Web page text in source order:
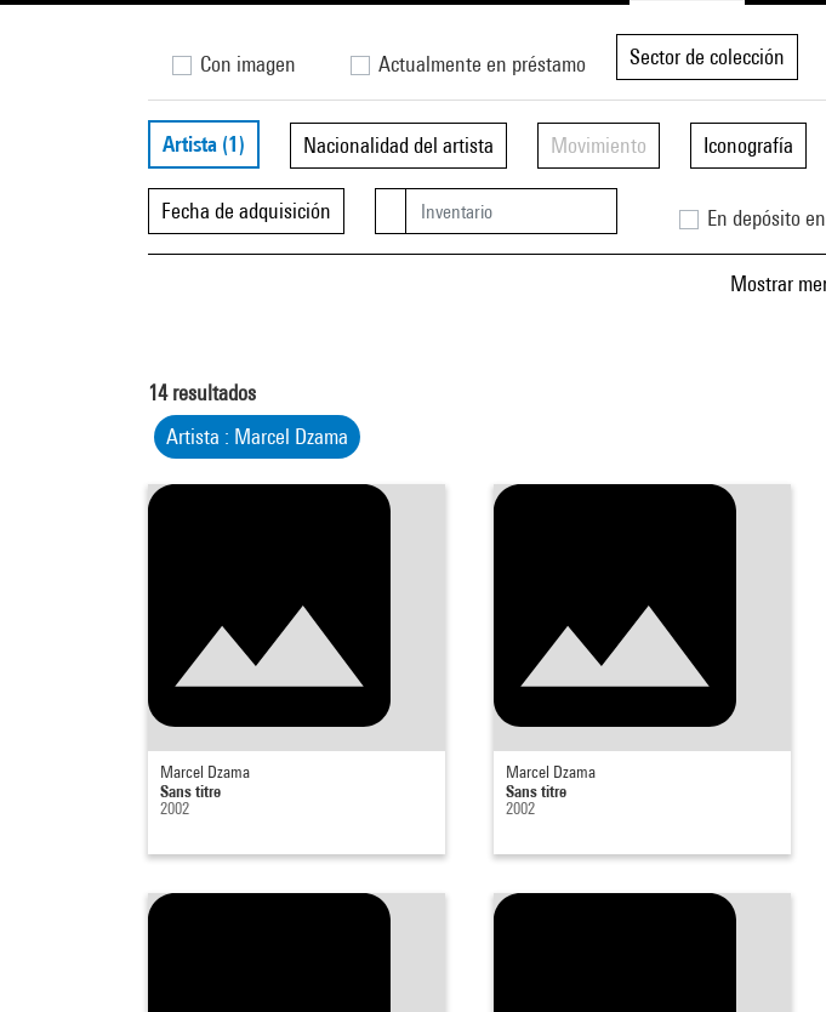
Con imagen Actualmente en préstamo Sector de colección
Artista (1) Nacionalidad del artista Movimiento Iconografía
Fecha de adquisición En depósito
Mostrar
14resultados
Artista : Marcel Dzama
Marcel Dzama
Sans titre
2002
Marcel Dzama
Sans titre
2002